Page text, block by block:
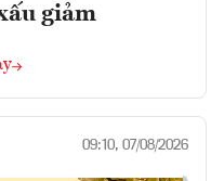
giảm
09:10, 07/08/2026